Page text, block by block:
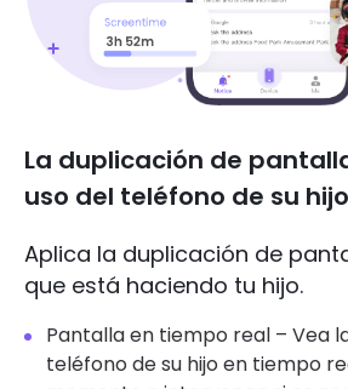
La duplicación de
uso del teléfono de su hijo
Aplica la duplicación de
que está haciendo tu hijo.
Pantalla en tiempo real – Vea
teléfono de su hijo en tiempo